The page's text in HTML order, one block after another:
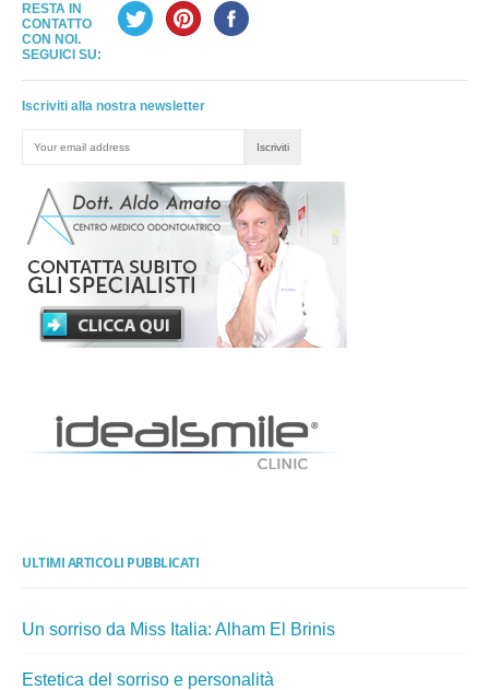
RESTA IN
CONTATTO
CON NOI.
SEGUICI SU:
Iscriviti alla nostra newsletter
ULTIMI ARTICOLI PUBBLICATI
Un sorriso da Miss Italia: Alham El Brinis
Estetica del sorriso e personalità